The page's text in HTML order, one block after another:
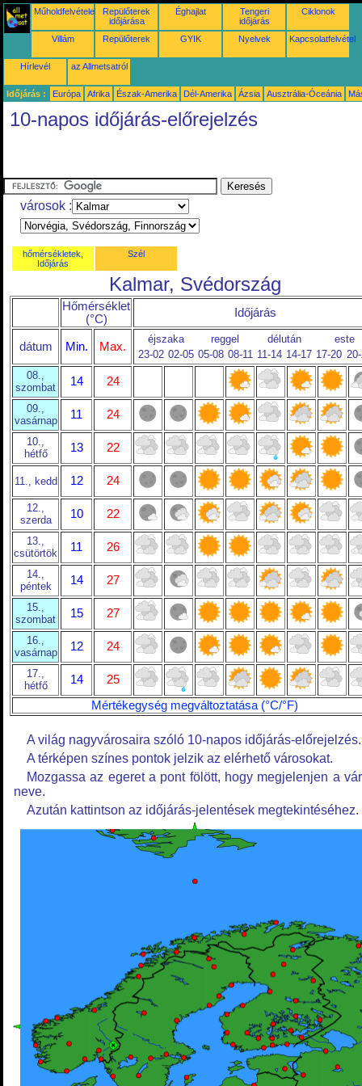
Műholdfelvételek
Repülőterek
időjárása
Éghajlat
Tengeri
időjárás
Ciklonok
Villám Repülőterek GYIK Nyelvek Kapcsolatfelvétel
Hírlevél az Allmetsatról
Időjárás : Európa Afrika Észak-Amerika Dél-Amerika Ázsia Ausztrália-Óceánia
10-napos időjárás-előrejelzés
városok :
hőmérsékletek,
Időjárás
Szél
Kalmar, Svédország
Hőmérséklet
(°C)
Időjárás
dátum Min. Max.
éjszaka reggel délután
este
23-02 02-05 05-08 08-11 11-14 14-17 17-20
08.,
szombat
14 24
09.,
vasárnap
11 24
10.,
hétfő
13 22
11., kedd 12 24
12.,
szerda
10 22
13.,
csütörtök
11 26
14.,
péntek
14 27
15.,
szombat
15 27
16.,
vasárnap
12 24
17.,
hétfő
14
25
Mértékegység megváltoztatása (°C/°F)
A világ nagyvárosaira szóló 10-napos időjárás-előrejelzés.
A térképen színes pontok jelzik az elérhető városokat.
Mozgassa az egeret a pont fölött, hogy megjelenjen a
neve.
Azután kattintson az időjárás-jelentések megtekintéséhez.